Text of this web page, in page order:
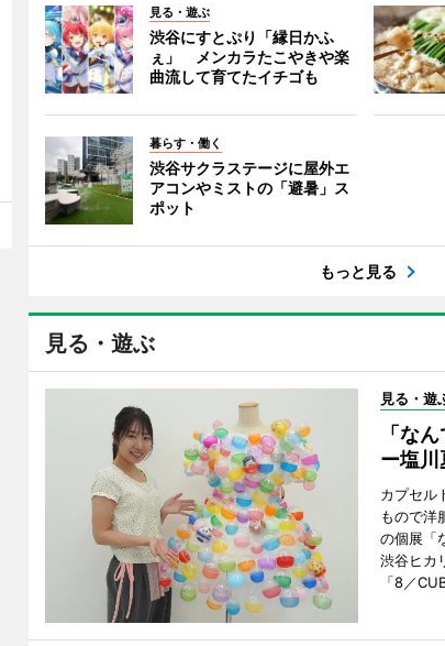
見る・遊ぶ
渋谷にすとぷり「縁日かふ
ぇ」 メンカラたこやきや楽
曲流して育てたイチゴも
暮らす・働く
渋谷サクラステージに屋外エ
アコンやミストの「避暑」ス
ポット
もっと見る
見る・遊ぶ
見る・遊
「な
ー塩
カプセル
もので洋
の個展「
渋谷ヒカ
「8／